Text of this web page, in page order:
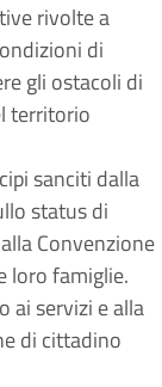
rivolte a
di
gli ostacoli di
territorio
sanciti dalla
status di
Convenzione
loro famiglie.
ai servizi e alla
di cittadino